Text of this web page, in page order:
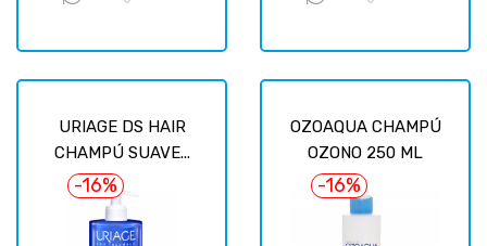
URIAGE DS HAIR
CHAMPÚ SUAVE...
-16%
OZOAQUA CHAMPÚ
OZONO 250 ML
-16%